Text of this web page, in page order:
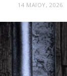
14 ΜΑΪ́ΟΥ, 2026